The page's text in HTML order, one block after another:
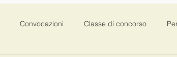
Convocazioni Classe di concorso